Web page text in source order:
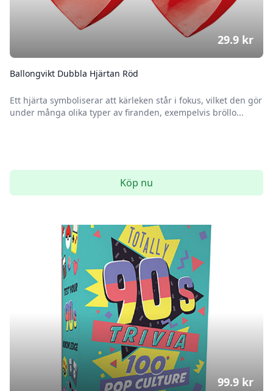
Ballongvikt Dubbla Hjärtan Röd
Ett hjärta symboliserar att kärleken står i fokus, vilket den gör
under många olika typer av firanden, exempelvis bröllo...
29.9 kr
Köp nu
99.9 kr